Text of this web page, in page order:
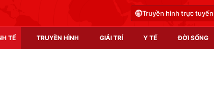
Truyền hình trực tuyến
TẾ TRUYỀN HÌNH GIẢI TRÍ Y TẾ ĐỜI SỐNG